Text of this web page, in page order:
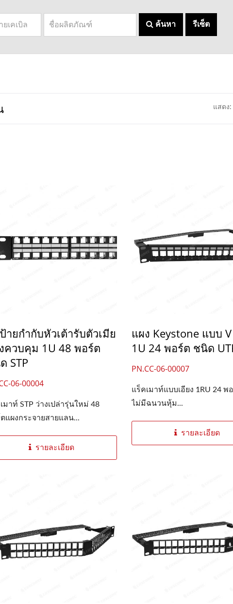
ค้นหา รีเซ็ต
แสดง:
ายกำกับหัวเต้ารับตัวเมีย
ควบคุม 1U 48 พอร์ต
STP
06-00004
มาท์ STP ว่างเปล่ารุ่นใหม่ 48
แผงกระจายสายแลน...
รายละเอียด
แผง Keystone แบบ
1U 24 พอร์ต ชนิด
PN.CC-06-00007
แร็คเมาท์แบบเอียง 1RU 24 พ
ไม่มีฉนวนหุ้ม...
รายละเอียด